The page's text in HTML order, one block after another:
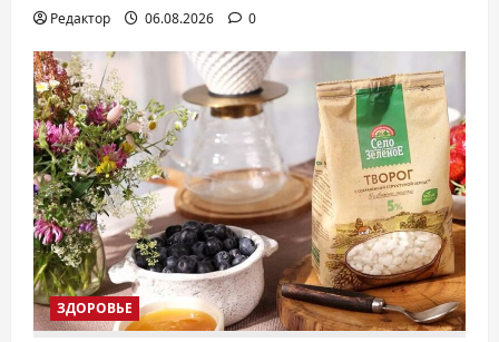
Редактор 06.08.2026 0
ЗДОРОВЬЕ